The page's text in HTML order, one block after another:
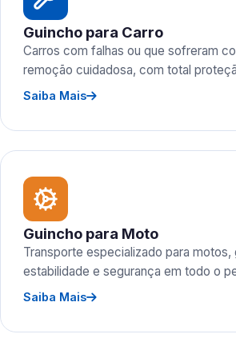
Guincho para Carro
Carros com falhas ou que sofreram
remoção cuidadosa, com total
Saiba Mais
Guincho para Moto
Transporte especializado para motos,
estabilidade e segurança em todo o
Saiba Mais